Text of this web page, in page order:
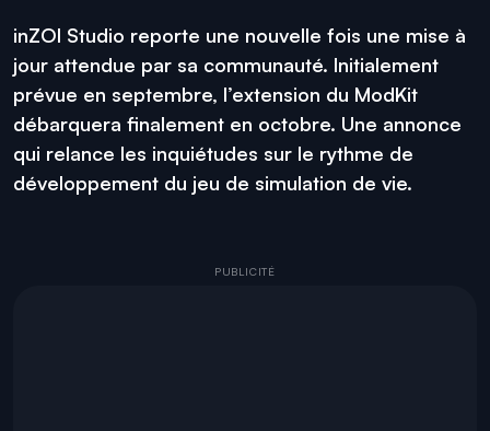
inZOI Studio reporte une nouvelle fois une mise à
jour attendue par sa communauté. Initialement
prévue en septembre, l’extension du ModKit
débarquera finalement en octobre. Une annonce
qui relance les inquiétudes sur le rythme de
développement du jeu de simulation de vie.